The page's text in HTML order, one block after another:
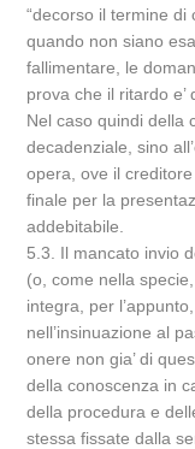
“decorso il termine
quando non siano
fallimentare, le
prova che il ritardo e’
Nel caso quindi della
decadenziale, sino
opera, ove il
finale per la
addebitabile.
5.3. Il mancato invio
(o, come nella
integra, per
nell’insinuazione al
onere non gia’ di
della conoscenza in
della procedura e
stessa fissate dalla